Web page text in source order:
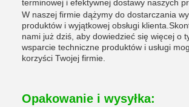
terminowej i efektywnej dostawy naszych
W naszej firmie dążymy do dostarczania
produktów i wyjątkowej obsługi
nami już dziś, aby dowiedzieć się więcej o
wsparcie techniczne produktów i usługi
korzyści Twojej firmie.
Opakowanie i wysyłka: